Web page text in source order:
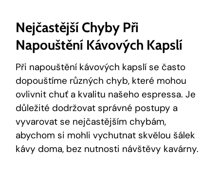
Nejčastější Chyby Při
Napouštění Kávových Kapslí
Při napouštění kávových kapslí se často
dopouštíme různých chyb, které mohou
ovlivnit chuť a kvalitu našeho espressa. Je
důležité dodržovat správné postupy a
vyvarovat se nejčastějším chybám,
abychom si mohli vychutnat skvělou šálek
kávy doma, bez nutnosti návštěvy kavárny.